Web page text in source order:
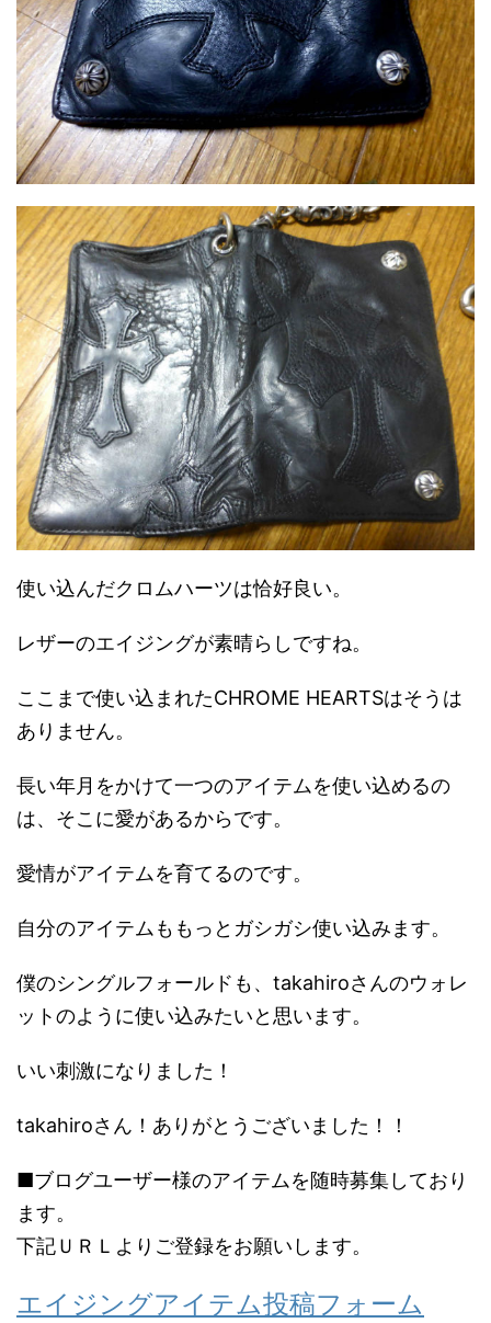
使い込んだクロムハーツは恰好良い。
レザーのエイジングが素晴らしですね。
ここまで使い込まれたCHROME HEARTSはそうは
ありません。
長い年月をかけて一つのアイテムを使い込めるの
は、そこに愛があるからです。
愛情がアイテムを育てるのです。
自分のアイテムももっとガシガシ使い込みます。
僕のシングルフォールドも、takahiroさんのウォレ
ットのように使い込みたいと思います。
いい刺激になりました！
takahiroさん！ありがとうございました！！
■ブログユーザー様のアイテムを随時募集しており
ます。
下記ＵＲＬよりご登録をお願いします。
エイジングアイテム投稿フォーム